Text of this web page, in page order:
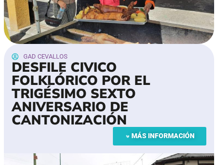
GAD CEVALLOS
DESFILE CIVICO
FOLKLÓRICO POR EL
TRIGÉSIMO SEXTO
ANIVERSARIO DE
CANTONIZACIÓN
MÁS INFORMACIÓN